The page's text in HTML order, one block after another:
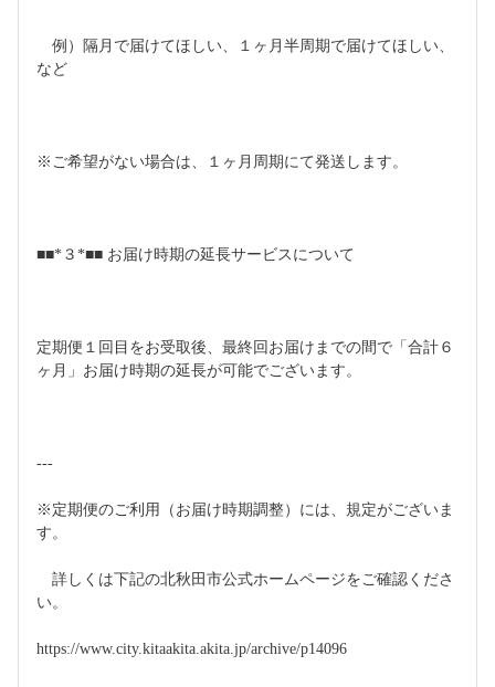
例）隔月で届けてほしい、１ヶ月半周期で届けてほしい、
など
※ご希望がない場合は、１ヶ月周期にて発送します。
■■*３*■■ お届け時期の延長サービスについて
定期便１回目をお受取後、最終回お届けまでの間で「合計６
ヶ月」お届け時期の延長が可能でございます。
---
※定期便のご利用（お届け時期調整）には、規定がございま
す。
詳しくは下記の北秋田市公式ホームページをご確認くださ
い。
https://www.city.kitaakita.akita.jp/archive/p14096